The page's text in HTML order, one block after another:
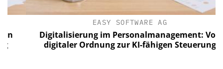
EASY SOFTWARE AG
Digitalisierung im Personalmanagement: Von
digitaler Ordnung zur KI-fähigen Steuerung